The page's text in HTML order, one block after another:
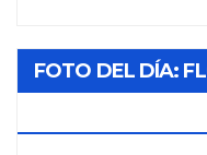
FOTO DEL DÍA: